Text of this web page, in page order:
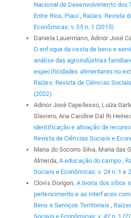
Nacional de Desenvolvimento dos
Entre Rios, Piauí , Raízes: Revista
Econômicas: v. 35 n. 1 (2015)
Daniela Lauermann, Adinor José
O enfoque da cesta de bens e
análise das agroindústrias
especificidades alimentares no
Raízes: Revista de Ciências
(2022)
Adinor José Capellesso, Luíza
Slaviero, Ana Caroline Dal Ri
identificação e ativação de
Revista de Ciências Sociais e
Maria do Socorro Silva, Maria das
Almeida, A educação do campo ,
Sociais e Econômicas: v. 24 n. 1 e
Clovis Dorigon, A teoria dos sítios
pertencimento e as interfaces
Bens e Serviços Territoriais ,
Sociais e Econômicas: v. 42 n. 1